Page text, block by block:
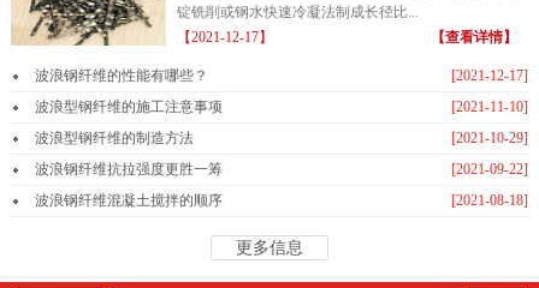
锭铣削或钢水快速冷凝法制成长径比...
【2021-12-17】
【查看详情】
[2021-12-17]
波浪钢纤维的性能有哪些？
[2021-11-10]
波浪型钢纤维的施工注意事项
[2021-10-29]
波浪型钢纤维的制造方法
[2021-09-22]
波浪钢纤维抗拉强度更胜一筹
[2021-08-18]
波浪钢纤维混凝土搅拌的顺序
更多信息